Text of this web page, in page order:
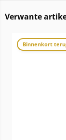
Verwante
Binnenkort